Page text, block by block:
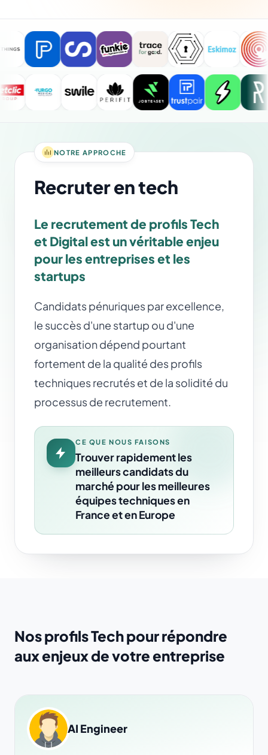
NOTRE APPROCHE
Recruter en tech
Le recrutement de profils Tech
et Digital est un véritable enjeu
pour les entreprises et les
startups
Candidats pénuriques par excellence,
le succès d'une startup ou d'une
organisation dépend pourtant
fortement de la qualité des profils
techniques recrutés et de la solidité du
processus de recrutement.
CE QUE NOUS FAISONS
Trouver rapidement les
meilleurs candidats du
marché pour les meilleures
équipes techniques en
France et en Europe
Nos profils Tech pour répondre
aux enjeux de votre entreprise
AI Engineer